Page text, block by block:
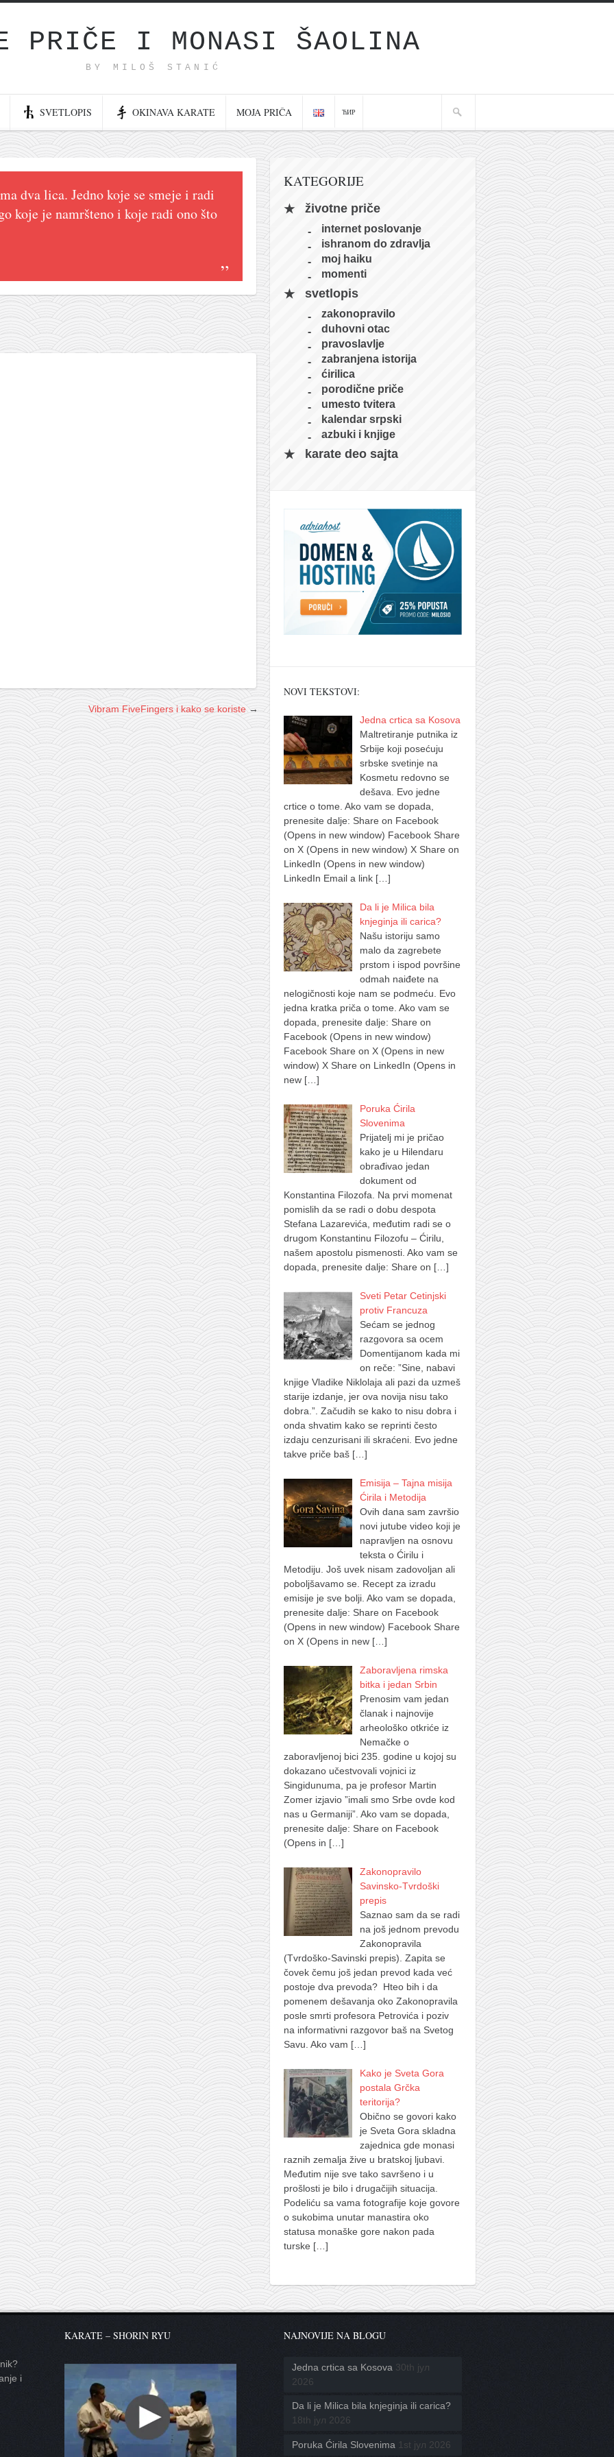
PRIČE I MONASI ŠAOLINA
BY MILOŠ STANIĆ
SVETLOPIS OKINAVA KARATE MOJA PRIČA ЋИР
dva lica. Jedno koje se smeje i radi
koje je namršteno i koje radi ono što
Vibram FiveFingers i kako se koriste→
KATEGORIJE
životne priče
internet poslovanje
ishranom do zdravlja
moj haiku
momenti
svetlopis
zakonopravilo
duhovni otac
pravoslavlje
zabranjena istorija
ćirilica
porodične priče
umesto tvitera
kalendar srpski
azbuki i knjige
karate deo sajta
NOVI TEKSTOVI:
Jedna crtica sa Kosova
Maltretiranje putnika iz
Srbije koji posećuju
srbske svetinje na
Kosmetu redovno se
dešava. Evo jedne
crtice o tome. Ako vam se dopada,
prenesite dalje: Share on Facebook
(Opens in new window) Facebook Share
on X (Opens in new window) X Share on
LinkedIn (Opens in new window)
LinkedIn Email a link […]
Da li je Milica bila
knjeginja ili carica?
Našu istoriju samo
malo da zagrebete
prstom i ispod površine
odmah naiđete na
nelogičnosti koje nam se podmeću. Evo
jedna kratka priča o tome. Ako vam se
dopada, prenesite dalje: Share on
Facebook (Opens in new window)
Facebook Share on X (Opens in new
window) X Share on LinkedIn (Opens in
new […]
Poruka Ćirila
Slovenima
Prijatelj mi je pričao
kako je u Hilendaru
obrađivao jedan
dokument od
Konstantina Filozofa. Na prvi momenat
pomislih da se radi o dobu despota
Stefana Lazarevića, međutim radi se o
drugom Konstantinu Filozofu – Ćirilu,
našem apostolu pismenosti. Ako vam se
dopada, prenesite dalje: Share on […]
Sveti Petar Cetinjski
protiv Francuza
Sećam se jednog
razgovora sa ocem
Domentijanom kada mi
on reče: ”Sine, nabavi
knjige Vladike Niklolaja ali pazi da uzmeš
starije izdanje, jer ova novija nisu tako
dobra.”. Začudih se kako to nisu dobra i
onda shvatim kako se reprinti često
izdaju cenzurisani ili skraćeni. Evo jedne
takve priče baš […]
Emisija – Tajna misija
Ćirila i Metodija
Ovih dana sam završio
novi jutube video koji je
napravljen na osnovu
teksta o Ćirilu i
Metodiju. Još uvek nisam zadovoljan ali
poboljšavamo se. Recept za izradu
emisije je sve bolji. Ako vam se dopada,
prenesite dalje: Share on Facebook
(Opens in new window) Facebook Share
on X (Opens in new […]
Zaboravljena rimska
bitka i jedan Srbin
Prenosim vam jedan
članak i najnovije
arheološko otkriće iz
Nemačke o
zaboravljenoj bici 235. godine u kojoj su
dokazano učestvovali vojnici iz
Singidunuma, pa je profesor Martin
Zomer izjavio ”imali smo Srbe ovde kod
nas u Germaniji”. Ako vam se dopada,
prenesite dalje: Share on Facebook
(Opens in […]
Zakonopravilo
Savinsko-Tvrdoški
prepis
Saznao sam da se radi
na još jednom prevodu
Zakonopravila
(Tvrdoško-Savinski prepis). Zapita se
čovek čemu još jedan prevod kada već
postoje dva prevoda? Hteo bih i da
pomenem dešavanja oko Zakonopravila
posle smrti profesora Petrovića i poziv
na informativni razgovor baš na Svetog
Savu. Ako vam […]
Kako je Sveta Gora
postala Grčka
teritorija?
Obično se govori kako
je Sveta Gora skladna
zajednica gde monasi
raznih zemalja žive u bratskoj ljubavi.
Međutim nije sve tako savršeno i u
prošlosti je bilo i drugačijih situacija.
Podeliću sa vama fotografije koje govore
o sukobima unutar manastira oko
statusa monaške gore nakon pada
turske […]
i
KARATE – SHORIN RYU NAJNOVIJE NA BLOGU
Jedna crtica sa Kosova 30th јул
2026
Da li je Milica bila knjeginja ili carica?
18th јул 2026
Poruka Ćirila Slovenima 1st јул 2026